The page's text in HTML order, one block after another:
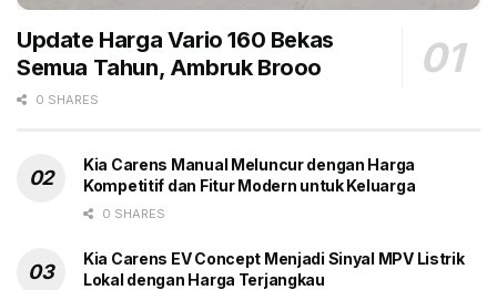
Update Harga Vario 160 Bekas
Semua Tahun, Ambruk Brooo
0 SHARES
Kia Carens Manual Meluncur dengan Harga
Kompetitif dan Fitur Modern untuk Keluarga
0 SHARES
Kia Carens EV Concept Menjadi Sinyal MPV Listrik
Lokal dengan Harga Terjangkau